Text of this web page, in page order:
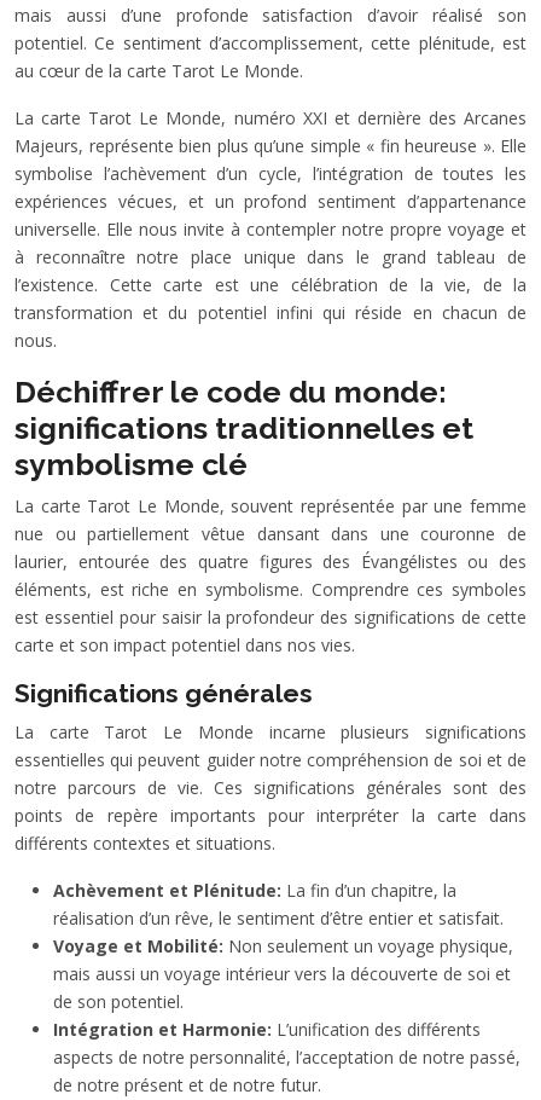
mais aussi d’une profonde satisfaction d’avoir réalisé son
potentiel. Ce sentiment d’accomplissement, cette plénitude, est
au cœur de la carte Tarot Le Monde.
La carte Tarot Le Monde, numéro XXI et dernière des Arcanes
Majeurs, représente bien plus qu’une simple « fin heureuse ». Elle
symbolise l’achèvement d’un cycle, l’intégration de toutes les
expériences vécues, et un profond sentiment d’appartenance
universelle. Elle nous invite à contempler notre propre voyage et
à reconnaître notre place unique dans le grand tableau de
l’existence. Cette carte est une célébration de la vie, de la
transformation et du potentiel infini qui réside en chacun de
nous.
Déchiffrer le code du monde:
significations traditionnelles et
symbolisme clé
La carte Tarot Le Monde, souvent représentée par une femme
nue ou partiellement vêtue dansant dans une couronne de
laurier, entourée des quatre figures des Évangélistes ou des
éléments, est riche en symbolisme. Comprendre ces symboles
est essentiel pour saisir la profondeur des significations de cette
carte et son impact potentiel dans nos vies.
Significations générales
La carte Tarot Le Monde incarne plusieurs significations
essentielles qui peuvent guider notre compréhension de soi et de
notre parcours de vie. Ces significations générales sont des
points de repère importants pour interpréter la carte dans
différents contextes et situations.
Achèvement et Plénitude: La fin d’un chapitre, la
réalisation d’un rêve, le sentiment d’être entier et satisfait.
Voyage et Mobilité: Non seulement un voyage physique,
mais aussi un voyage intérieur vers la découverte de soi et
de son potentiel.
Intégration et Harmonie: L’unification des différents
aspects de notre personnalité, l’acceptation de notre passé,
de notre présent et de notre futur.